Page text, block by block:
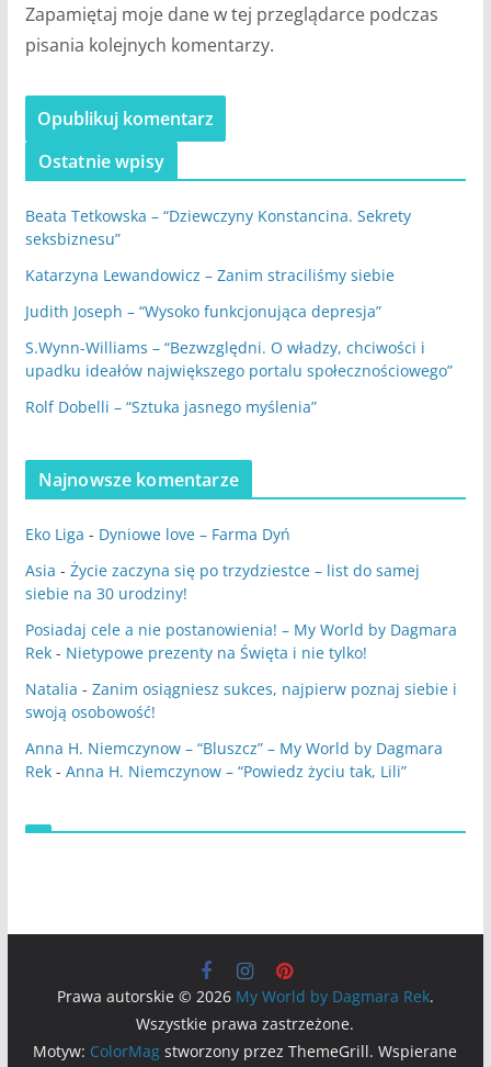
Zapamiętaj moje dane w tej przeglądarce podczas
pisania kolejnych komentarzy.
Ostatnie wpisy
Beata Tetkowska – “Dziewczyny Konstancina. Sekrety
seksbiznesu”
Katarzyna Lewandowicz – Zanim straciliśmy siebie
Judith Joseph – “Wysoko funkcjonująca depresja”
S.Wynn-Williams – “Bezwzględni. O władzy, chciwości i
upadku ideałów największego portalu społecznościowego”
Rolf Dobelli – “Sztuka jasnego myślenia”
Najnowsze komentarze
Eko Liga - Dyniowe love – Farma Dyń
Asia - Życie zaczyna się po trzydziestce – list do samej
siebie na 30 urodziny!
Posiadaj cele a nie postanowienia! – My World by Dagmara
Rek- Nietypowe prezenty na Święta i nie tylko!
Natalia - Zanim osiągniesz sukces, najpierw poznaj siebie i
swoją osobowość!
Anna H. Niemczynow – “Bluszcz” – My World by Dagmara
Rek- Anna H. Niemczynow – “Powiedz życiu tak, Lili”
Prawa autorskie © 2026 My World by Dagmara Rek.
Wszystkie prawa zastrzeżone.
Motyw: ColorMag stworzony przez ThemeGrill. Wspierane